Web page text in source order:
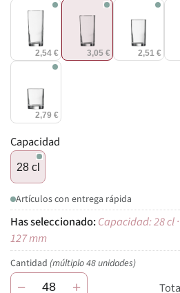
2,54 € 3,05 € 2,51 €
2,79 €
Capacidad
28 cl
Artículos con entrega rápida
Capacidad: 28 cl
127 mm
Cantidad (múltiplo 48 unidades)
− +